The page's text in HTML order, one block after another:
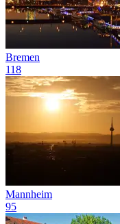
Bremen
118
Mannheim
95